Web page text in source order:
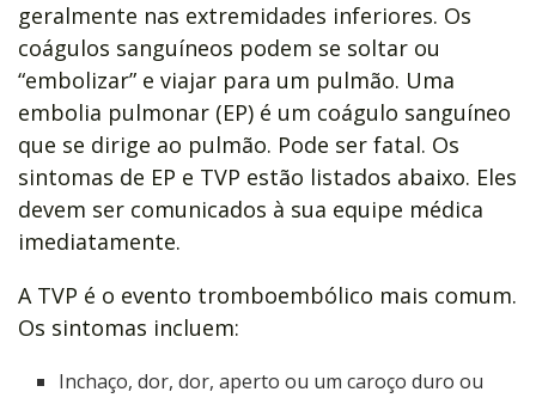
geralmente nas extremidades inferiores. Os
coágulos sanguíneos podem se soltar ou
“embolizar” e viajar para um pulmão. Uma
embolia pulmonar (EP) é um coágulo sanguíneo
que se dirige ao pulmão. Pode ser fatal. Os
sintomas de EP e TVP estão listados abaixo. Eles
devem ser comunicados à sua equipe médica
imediatamente.
A TVP é o evento tromboembólico mais comum.
Os sintomas incluem:
Inchaço, dor, dor, aperto ou um caroço duro ou